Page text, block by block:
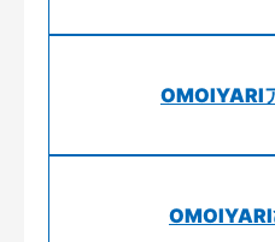
OMOIYARI